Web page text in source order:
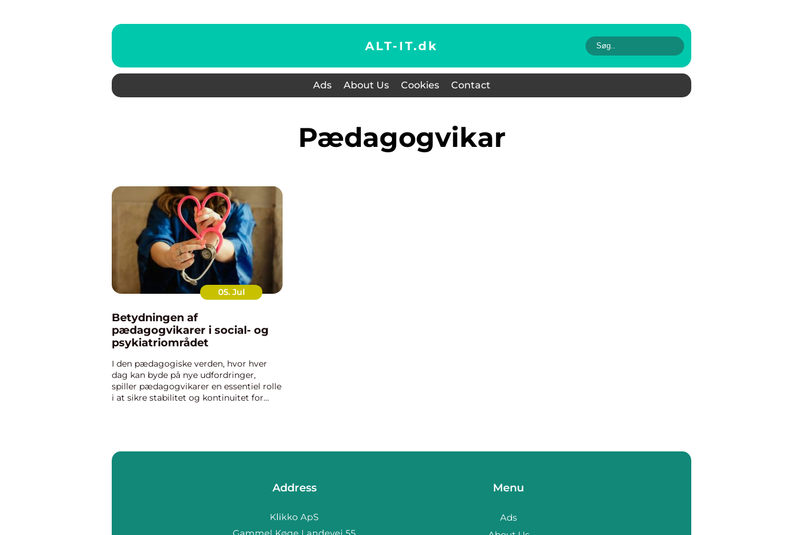
ALT-IT.dk
Ads About Us Cookies Contact
pædagogvikar
05. Jul
Betydningen af
pædagogvikarer i social- og
psykiatriområdet
I den pædagogiske verden, hvor hver
dag kan byde på nye udfordringer,
spiller pædagogvikarer en essentiel rolle
i at sikre stabilitet og kontinuitet for
Address Menu
Ads